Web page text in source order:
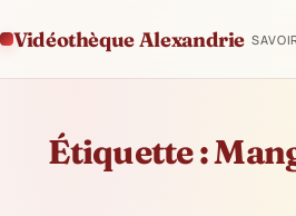
Vidéothèque Alexandrie
Étiquette :